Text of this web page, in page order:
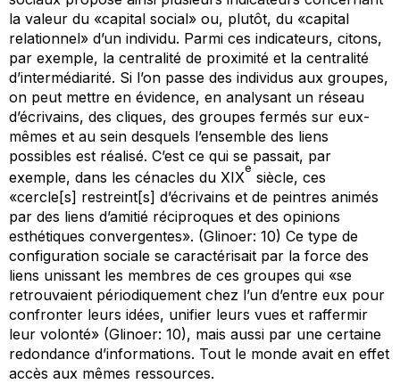
la valeur du «capital social» ou, plutôt, du «capital
relationnel» d’un individu. Parmi ces indicateurs, citons,
par exemple, la centralité de proximité et la centralité
d’intermédiarité. Si l’on passe des individus aux groupes,
on peut mettre en évidence, en analysant un réseau
d’écrivains, des cliques, des groupes fermés sur eux-
mêmes et au sein desquels l’ensemble des liens
possibles est réalisé. C’est ce qui se passait, par
exemple, dans les cénacles du XIX
e
siècle, ces
«cercle[s] restreint[s] d’écrivains et de peintres animés
par des liens d’amitié réciproques et des opinions
esthétiques convergentes». (Glinoer: 10) Ce type de
configuration sociale se caractérisait par la force des
liens unissant les membres de ces groupes qui «se
retrouvaient périodiquement chez l’un d’entre eux pour
confronter leurs idées, unifier leurs vues et raffermir
leur volonté» (Glinoer: 10), mais aussi par une certaine
redondance d’informations. Tout le monde avait en effet
accès aux mêmes ressources.